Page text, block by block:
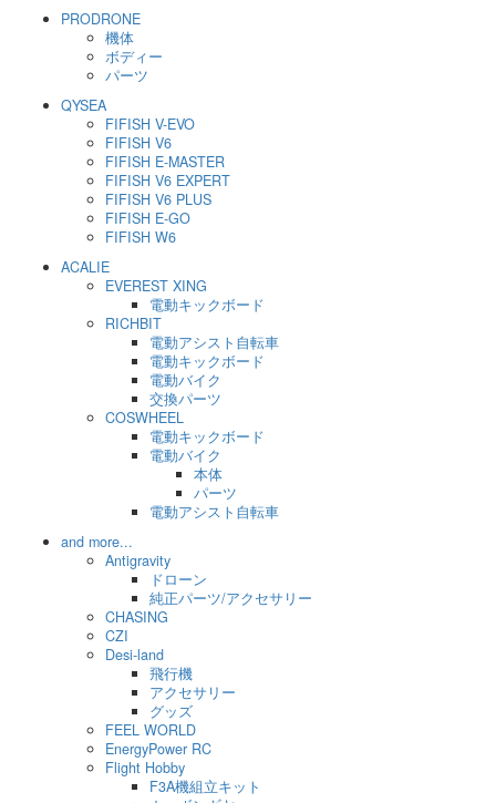
PRODRONE
機体
ボディー
パーツ
QYSEA
FIFISH V-EVO
FIFISH V6
FIFISH E-MASTER
FIFISH V6 EXPERT
FIFISH V6 PLUS
FIFISH E-GO
FIFISH W6
ACALIE
EVEREST XING
電動キックボード
RICHBIT
電動アシスト自転車
電動キックボード
電動バイク
交換パーツ
COSWHEEL
電動キックボード
電動バイク
本体
パーツ
電動アシスト自転車
and more...
Antigravity
ドローン
純正パーツ/アクセサリー
CHASING
CZI
Desi-land
飛行機
アクセサリー
グッズ
FEEL WORLD
EnergyPower RC
Flight Hobby
F3A機組立キット